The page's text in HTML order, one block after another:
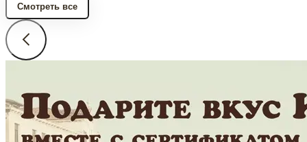
Смотреть все